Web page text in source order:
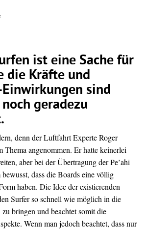
ist eine Sache für
die Kräfte und
sind
geradezu
denn der Luftfahrt Experte Roger
Thema angenommen. Er hatte keinerlei
aber bei der Übertragung der Pe’ahi
dass die Boards eine völlig
haben. Die Idee der existierenden
Surfer so schnell wie möglich in die
bringen und beachtet somit die
Wenn man jedoch beachtet, dass nur